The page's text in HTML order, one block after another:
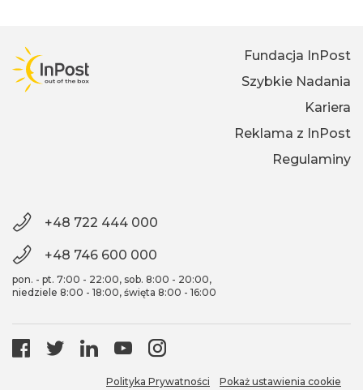
Fundacja InPost
Szybkie Nadania
Kariera
Reklama z InPost
Regulaminy
+48 722 444 000
+48 746 600 000
pon. - pt. 7:00 - 22:00, sob. 8:00 - 20:00,
niedziele 8:00 - 18:00, święta 8:00 - 16:00
Polityka Prywatności Pokaż ustawienia cookie